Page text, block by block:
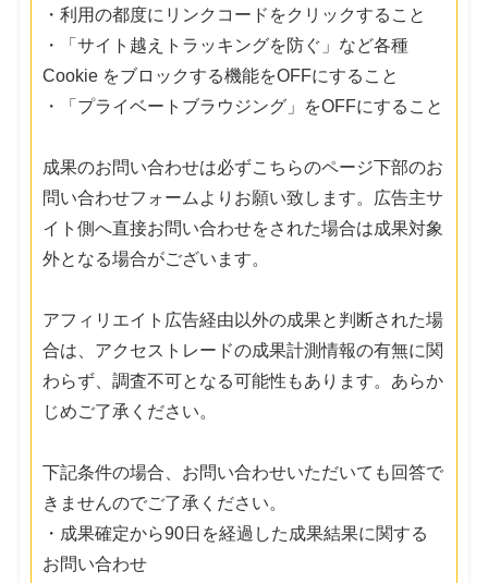
・利用の都度にリンクコードをクリックすること
・「サイト越えトラッキングを防ぐ」など各種
Cookie をブロックする機能をOFFにすること
・「プライベートブラウジング」をOFFにすること
成果のお問い合わせは必ずこちらのページ下部のお
問い合わせフォームよりお願い致します。広告主サ
イト側へ直接お問い合わせをされた場合は成果対象
外となる場合がございます。
アフィリエイト広告経由以外の成果と判断された場
合は、アクセストレードの成果計測情報の有無に関
わらず、調査不可となる可能性もあります。あらか
じめご了承ください。
下記条件の場合、お問い合わせいただいても回答で
きませんのでご了承ください。
・成果確定から90日を経過した成果結果に関する
お問い合わせ